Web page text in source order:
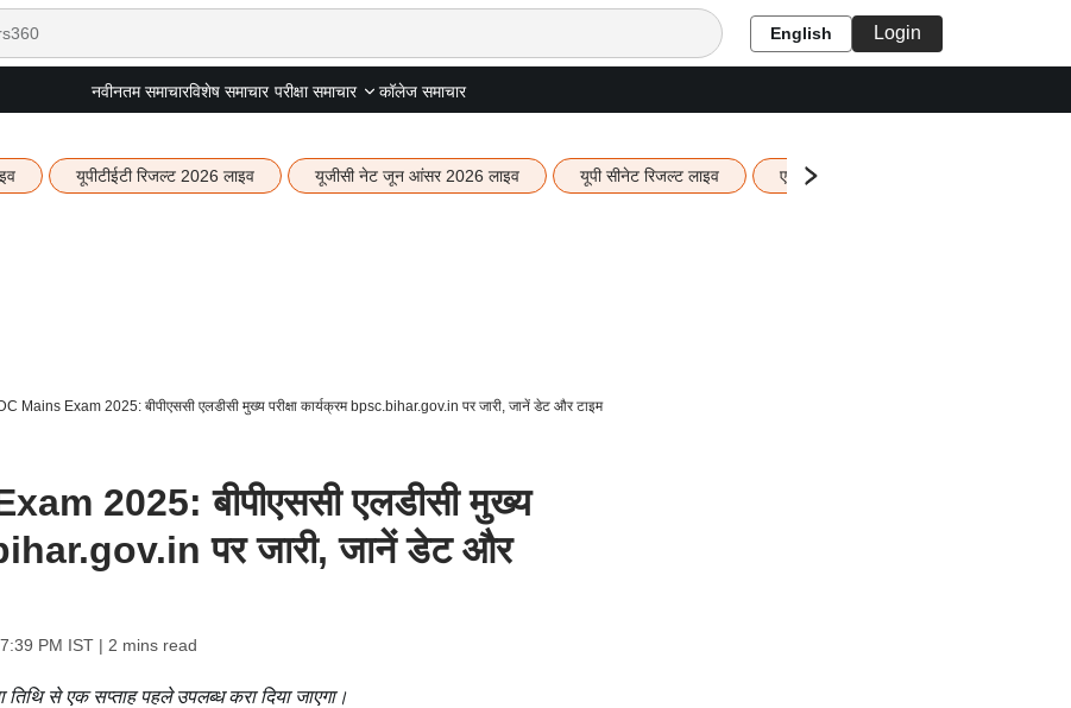
English Login
नवीनतम समाचारविशेष समाचार परीक्षा समाचार कॉलेज समाचार
यूपीटीईटी रिजल्ट 2026 लाइव यूजीसी नेट जून आंसर 2026 लाइव यूपी सीनेट रिजल्ट लाइव एचबीएसई 12वीं का रिजल्ट लाइव
Mains Exam 2025: बीपीएससी एलडीसी मुख्य परीक्षा कार्यक्रम bpsc.bihar.gov.in पर जारी, जानें डेट और टाइम
2025: बीपीएससी एलडीसी मुख्य
पर जारी, जानें डेट और
PM IST| 2 mins read
तिथि से एक सप्ताह पहले उपलब्ध करा दिया जाएगा।